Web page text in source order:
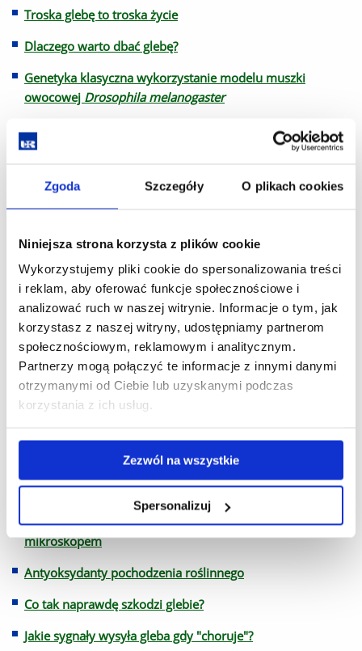
Zgoda Szczegóły O plikach cookies
Niniejsza strona korzysta z plików cookie
Wykorzystujemy pliki cookie do spersonalizowania treści
i reklam, aby oferować funkcje społecznościowe i
analizować ruch w naszej witrynie. Informacje o tym, jak
korzystasz z naszej witryny, udostępniamy partnerom
społecznościowym, reklamowym i analitycznym.
Partnerzy mogą połączyć te informacje z innymi danymi
otrzymanymi od Ciebie lub uzyskanymi podczas
korzystania z ich usług.
Zezwól na wszystkie
Spersonalizuj
Troska glebę to troska życie
Dlaczego warto dbać glebę?
Genetyka klasyczna wykorzystanie modelu muszki
owocowej Drosophila melanogaster
Jak stworzyć zielnik?
radioaktywne?
Biomateriały – metody syntezy aplikacje biomedyczne
Colifagi jako wskaźnik higieny wody: nowe perspektywy
monitoringu środowiskowym
Mikroplastik nanoplastik - zanieczyszczenie środowiska
metody ich oznaczania
Energia życia: Zrozumieć syntezę ATP komórkach
Mitochondria pod mikroskopem: Zrozumieć oddychanie
komórkowe
Bioróżnorodność świata owadów
Botanika śledcza - Zielone dowody sądzie
Tajemniczy świat kropli wody - Mikrożycie pod
mikroskopem
Antyoksydanty pochodzenia roślinnego
Co tak naprawdę szkodzi glebie?
Jakie sygnały wysyła gleba gdy "choruje"?